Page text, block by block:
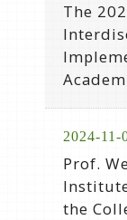
The
2024-11-
Prof.
the